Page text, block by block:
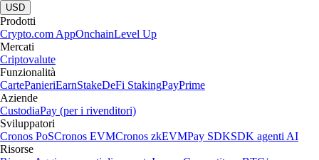
USD
Prodotti
Crypto.com AppOnchainLevel Up
Mercati
Criptovalute
Funzionalità
CartePanieriEarnStakeDeFi StakingPayPrime
Aziende
CustodiaPay (per i rivenditori)
Sviluppatori
Cronos PoSCronos EVMCronos zkEVMPay SDKSDK agenti AI
Risorse